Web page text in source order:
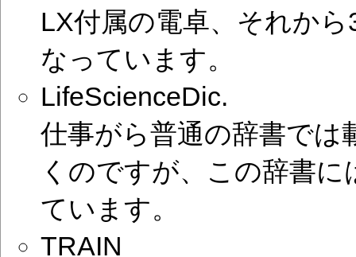
LX付属の電卓、それか
なっています。
LifeScienceDic.
仕事がら普通の辞書では
くのですが、この辞書
ています。
TRAIN